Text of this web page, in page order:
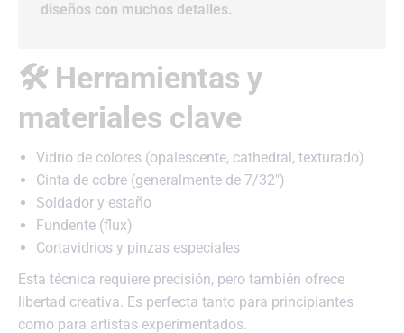
diseños con muchos detalles.
🛠️ Herramientas y
materiales clave
Vidrio de colores (opalescente, cathedral, texturado)
Cinta de cobre (generalmente de 7/32″)
Soldador y estaño
Fundente (flux)
Cortavidrios y pinzas especiales
Esta técnica requiere precisión, pero también ofrece
libertad creativa. Es perfecta tanto para principiantes
como para artistas experimentados.